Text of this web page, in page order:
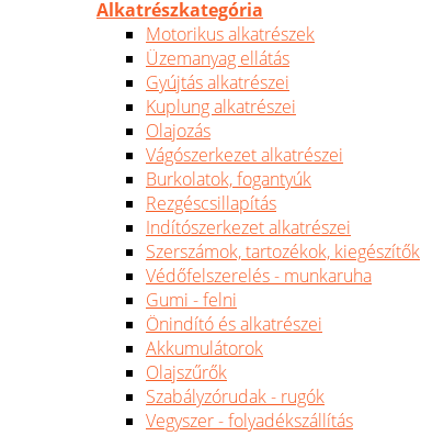
Alkatrészkategória
Motorikus alkatrészek
Üzemanyag ellátás
Gyújtás alkatrészei
Kuplung alkatrészei
Olajozás
Vágószerkezet alkatrészei
Burkolatok, fogantyúk
Rezgéscsillapítás
Indítószerkezet alkatrészei
Szerszámok, tartozékok, kiegészítők
Védőfelszerelés - munkaruha
Gumi - felni
Önindító és alkatrészei
Akkumulátorok
Olajszűrők
Szabályzórudak - rugók
Vegyszer - folyadékszállítás